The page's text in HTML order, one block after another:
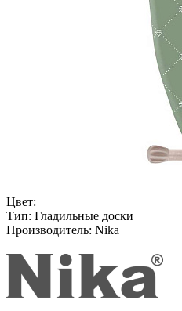
Цвет:
Тип: Гладильные доски
Производитель: Nika